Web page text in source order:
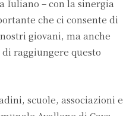
Iuliano – con la sinergia
che ci consente di
giovani, ma anche
raggiungere questo
scuole, associazioni e